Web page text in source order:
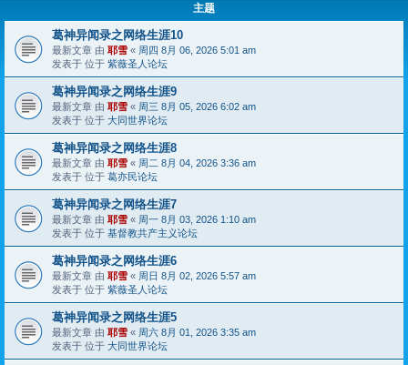
主题
葛神异闻录之网络生涯10
最新文章 由 耶雪 « 周四 8月 06, 2026 5:01 am
发表于 位于 紫薇圣人论坛
葛神异闻录之网络生涯9
最新文章 由 耶雪 « 周三 8月 05, 2026 6:02 am
发表于 位于 大同世界论坛
葛神异闻录之网络生涯8
最新文章 由 耶雪 « 周二 8月 04, 2026 3:36 am
发表于 位于 葛亦民论坛
葛神异闻录之网络生涯7
最新文章 由 耶雪 « 周一 8月 03, 2026 1:10 am
发表于 位于 基督教共产主义论坛
葛神异闻录之网络生涯6
最新文章 由 耶雪 « 周日 8月 02, 2026 5:57 am
发表于 位于 紫薇圣人论坛
葛神异闻录之网络生涯5
最新文章 由 耶雪 « 周六 8月 01, 2026 3:35 am
发表于 位于 大同世界论坛